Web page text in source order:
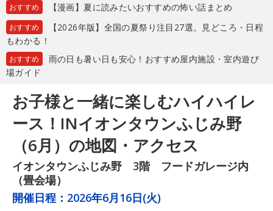
おすすめ 【漫画】夏に読みたいおすすめの怖い話まとめ
おすすめ
【2026年版】全国の夏祭り注目27選。見どころ・日程
もわかる！
おすすめ
雨の日も暑い日も安心！おすすめ屋内施設・室内遊び
場ガイド
お子様と一緒に楽しむハイハイレ
ース！INイオンタウンふじみ野
（6月）の地図・アクセス
イオンタウンふじみ野 3階 フードガレージ内
（畳会場）
開催日程： 2026年6月16日(火)